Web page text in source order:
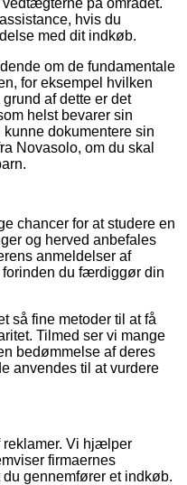
hvis du
med dit indkøb.
om de fundamentale
for eksempel hvilken
af dette er det
helst bevarer sin
kunne dokumentere sin
Novasolo, om du skal
chancer for at studere en
og herved anbefales
anmeldelser af
du færdiggør din
så fine metoder til at få
Tilmed ser vi mange
bedømmelse af deres
anvendes til at vurdere
reklamer. Vi hjælper
firmaernes
gennemfører et indkøb.